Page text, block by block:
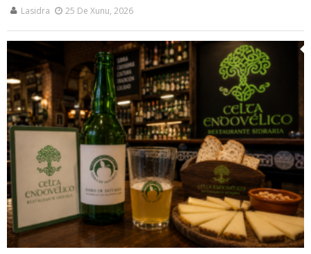
Lasidra 25 De Xunu, 2026